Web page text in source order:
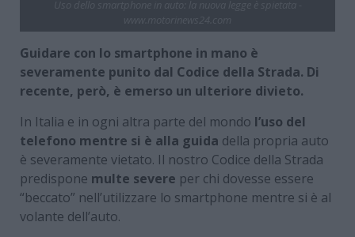
Guidare con lo smartphone in mano è
severamente punito dal Codice della Strada. Di
recente, però, è emerso un ulteriore divieto.
In Italia e in ogni altra parte del mondo l’uso del
telefono mentre si è alla guida della propria auto
è severamente vietato. Il nostro Codice della Strada
predispone multe severe per chi dovesse essere
“beccato” nell’utilizzare lo smartphone mentre si è al
volante dell’auto.